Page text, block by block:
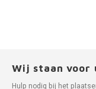
Wij staan voor
Hulp nodig bij het